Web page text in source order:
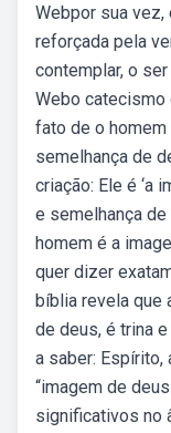
Webpor sua vez,
reforçada pela
contemplar, o
Webo catecismo
fato de o
semelhança de
criação: Ele é ‘a
e semelhança
homem é a
quer dizer
bíblia revela que
de deus, é trina
a saber: Espírito,
“imagem de
significativos no